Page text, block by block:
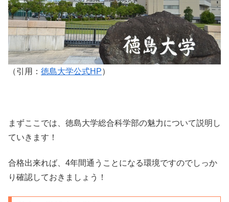
（引用： 徳島大学公式HP）
まずここでは、徳島大学総合科学部の魅力について説明し
ていきます！
合格出来れば、4年間通うことになる環境ですのでしっか
り確認しておきましょう！